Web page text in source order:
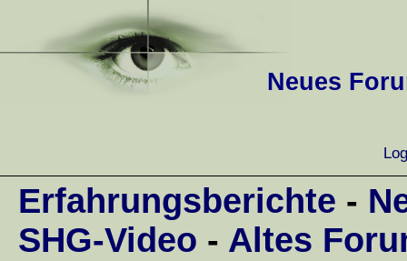
Neues
Erfahrungsberichte -
SHG-Video - Altes